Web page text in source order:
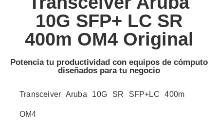
10G SFP+ LC SR
400m OM4 Original
Potencia tu productividad con equipos de cómputo
diseñados para tu negocio
Transceiver Aruba 10G SR SFP+LC 400m
OM4